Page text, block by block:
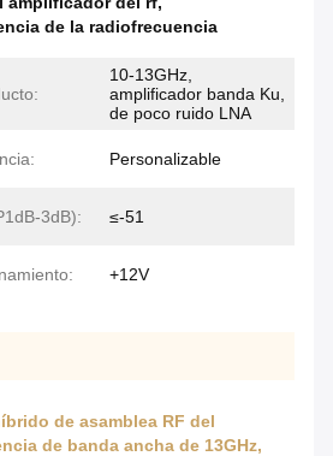
de la radiofrecuencia
10-13GHz,
amplificador banda Ku,
de poco ruido LNA
Personalizable
3dB): ≤-51
+12V
de asamblea RF del
de banda ancha de 13GHz,